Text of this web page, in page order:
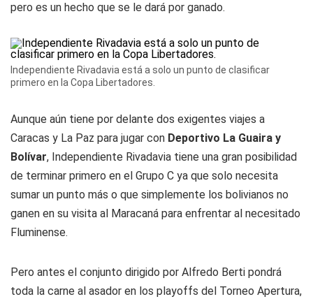
pero es un hecho que se le dará por ganado.
Independiente Rivadavia está a solo un punto de clasificar
primero en la Copa Libertadores.
Aunque aún tiene por delante dos exigentes viajes a
Caracas y La Paz para jugar con Deportivo La Guaira y
Bolívar, Independiente Rivadavia tiene una gran posibilidad
de terminar primero en el Grupo C ya que solo necesita
sumar un punto más o que simplemente los bolivianos no
ganen en su visita al Maracaná para enfrentar al necesitado
Fluminense.
Pero antes el conjunto dirigido por Alfredo Berti pondrá
toda la carne al asador en los playoffs del Torneo Apertura,